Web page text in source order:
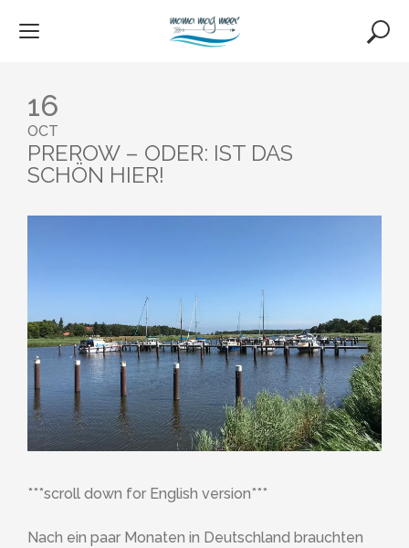
16
OCT
PREROW – ODER: IST DAS
SCHÖN HIER!
***scroll down for English version***
Nach ein paar Monaten in Deutschland brauchten